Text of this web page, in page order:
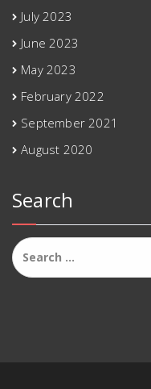
July 2023
June 2023
May 2023
February 2022
September 2021
August 2020
Search
Search
for: